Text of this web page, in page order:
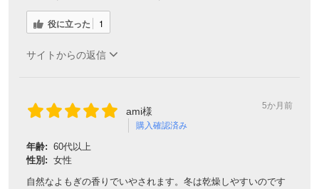
役に立った 1
サイトからの返信
ami様
購入確認済み
5か月前
年齢: 60代以上
性別: 女性
自然なよもぎの香りでいやされます。冬は乾燥しやすいのです